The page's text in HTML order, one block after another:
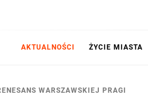
AKTUALNOŚCI ŻYCIE MIASTA
WARSZAWSKIEJ PRAGI